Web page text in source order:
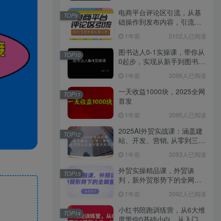
电商平台评论区引流，从基
础操作到发布内容，引流技
1年前 3102人已阅读
TOP9
图书达人0-1实操课，带你从
0起步，实现从新手到图书达
1年前 3096人已阅读
TOP10
一天收益1000块，2025全网
首发
1年前 3095人已阅读
TOP11
2025AI外贸实战课：涵盖建
站、开发、营销, 从零到三全
1年前 3093人已阅读
TOP12
外贸实操精品课，外贸谈
判，新外贸形势下的全网营
1年前 3092人已阅读
TOP13
小红书陪跑训练营，从6大维
TOP14